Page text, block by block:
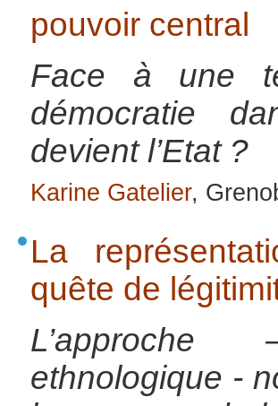
pouvoir central
Face à une
démocratie
devient l’Etat ?
Karine Gatelier,
La
quête de
ethnologique -